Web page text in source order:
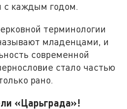
с каждым годом.
терминологии
младенцами, и
современной
стало частью
рано.
«Царьграда»!